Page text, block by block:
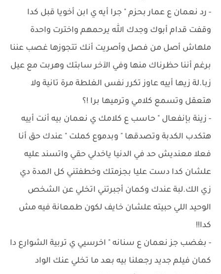
- ‏رد نعمان ع عمار بحزم " جرا أيه ي ابن أخويا قبل كدا
وقفت قدام أبوك وجدك الله يرحمهم واخترت واحدة
ملهاش أصل من فصل وأصريت أنك تتجوزها غصب عننا
برغم أننا حظرناك منها وفي الآخر سابتك وهربت مع عيل
زبا.لة زيها أييه عاوز تكرر نفس الغلطة مرة تانية ولا
هتعقل وتسمع كلامي وترميها برا !؟
- ‏زينة بإنفعال " حاسب ع كلامك ي نعمان بيه أنت أييه
هتكدب الكدبة وتصدقها " وبدموع كملت " عندك حق أنا
فعلا معنديش حد في الدنيا ياخدلي حقي واتسند عليه
علشان كدا دست عليا بجزمتك وخطفتني كل المدة دي
زي الك.لبة عندك وكمان أجبرتني اتخلي عن الشخص
الوحيد اللي حبيته علشان خايف لكون طمعانة فيه مش
كدا!!
- ‏بغضب جز نعمان ع سنانه " اخرسيي ي تربية الشوارع دا
كمان فيلم جديد رجعلنا بيه بعد ما تخلي عنك الواد